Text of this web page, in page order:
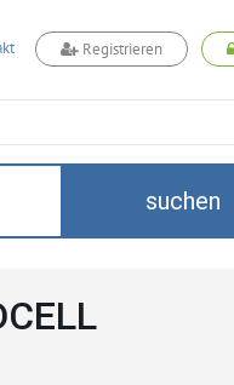
Registrieren
suchen